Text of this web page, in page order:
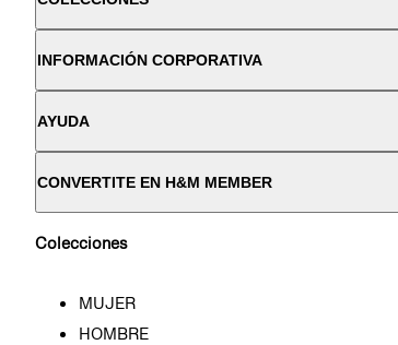
INFORMACIÓN CORPORATIVA
AYUDA
CONVERTITE EN H&M MEMBER
Colecciones
MUJER
HOMBRE